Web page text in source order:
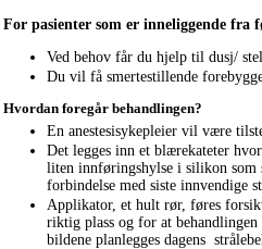
For pasienter som er inneliggende fra
Ved behov får du hjelp til dusj/
Du vil få smertestillende
Hvordan foregår behandlingen?
En anestesisykepleier vil være
Det legges inn et blærekateter
liten innføringshylse i silikon som
forbindelse med siste innvendige
Applikator, et hult rør, føres
riktig plass og for at
bildene planlegges dagens